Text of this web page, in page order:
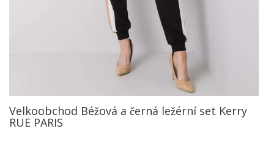
Velkoobchod Béžová a černá ležérní set Kerry
RUE PARIS